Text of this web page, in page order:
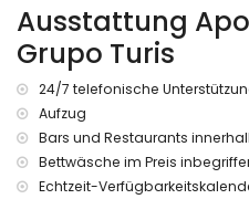
Ausstattung
Grupo Turis
24/7 telefonische
Aufzug
Bars und Restaurants
Bettwäsche im Preis
Echtzeit-